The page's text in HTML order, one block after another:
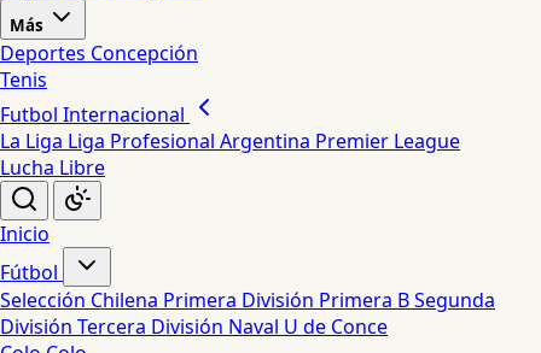
Más
Deportes Concepción
Tenis
Futbol Internacional
La Liga Liga Profesional Argentina Premier League
Lucha Libre
Inicio
Fútbol
Selección Chilena Primera División Primera BSegunda
División Tercera División Naval U de Conce